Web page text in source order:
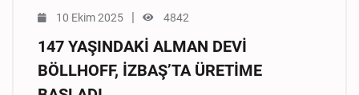
10 Ekim 2025 4842
147 YAŞINDAKİ ALMAN DEVİ
BÖLLHOFF, İZBAŞ’TA ÜRETİME